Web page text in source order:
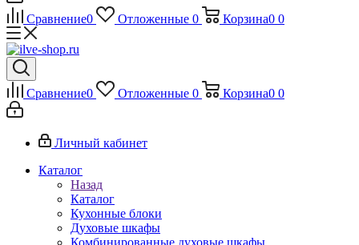
Сравнение0 Отложенные 0 Корзина0 0
Сравнение0 Отложенные 0 Корзина0 0
Личный кабинет
Каталог
Назад
Каталог
Кухонные блоки
Духовые шкафы
Комбинированные духовые шкафы